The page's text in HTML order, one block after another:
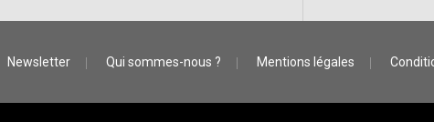
Newsletter Qui sommes-nous ? Mentions légales